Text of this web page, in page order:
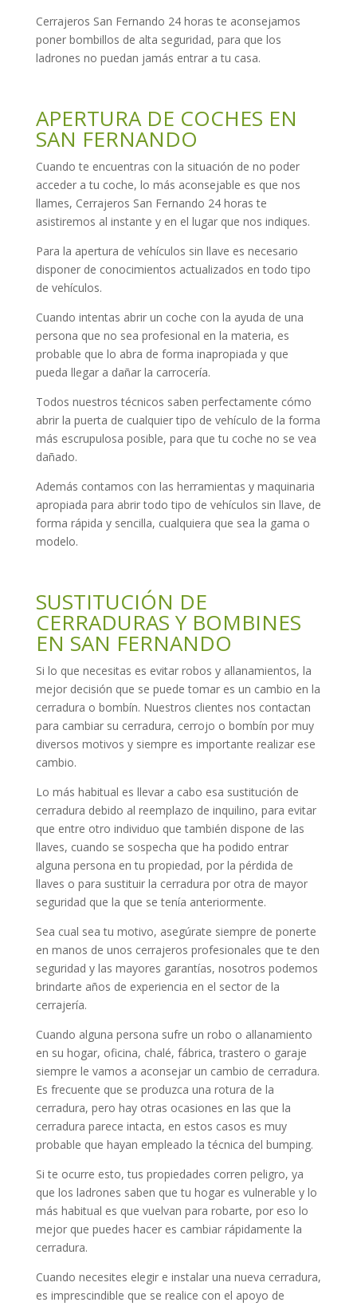
Cerrajeros San Fernando 24 horas te aconsejamos
poner bombillos de alta seguridad, para que los
ladrones no puedan jamás entrar a tu casa.
APERTURA DE COCHES EN
SAN FERNANDO
Cuando te encuentras con la situación de no poder
acceder a tu coche, lo más aconsejable es que nos
llames, Cerrajeros San Fernando 24 horas te
asistiremos al instante y en el lugar que nos indiques.
Para la apertura de vehículos sin llave es necesario
disponer de conocimientos actualizados en todo tipo
de vehículos.
Cuando intentas abrir un coche con la ayuda de una
persona que no sea profesional en la materia, es
probable que lo abra de forma inapropiada y que
pueda llegar a dañar la carrocería.
Todos nuestros técnicos saben perfectamente cómo
abrir la puerta de cualquier tipo de vehículo de la forma
más escrupulosa posible, para que tu coche no se vea
dañado.
Además contamos con las herramientas y maquinaria
apropiada para abrir todo tipo de vehículos sin llave, de
forma rápida y sencilla, cualquiera que sea la gama o
modelo.
SUSTITUCIÓN DE
CERRADURAS Y BOMBINES
EN SAN FERNANDO
Si lo que necesitas es evitar robos y allanamientos, la
mejor decisión que se puede tomar es un cambio en la
cerradura o bombín. Nuestros clientes nos contactan
para cambiar su cerradura, cerrojo o bombín por muy
diversos motivos y siempre es importante realizar ese
cambio.
Lo más habitual es llevar a cabo esa sustitución de
cerradura debido al reemplazo de inquilino, para evitar
que entre otro individuo que también dispone de las
llaves, cuando se sospecha que ha podido entrar
alguna persona en tu propiedad, por la pérdida de
llaves o para sustituir la cerradura por otra de mayor
seguridad que la que se tenía anteriormente.
Sea cual sea tu motivo, asegúrate siempre de ponerte
en manos de unos cerrajeros profesionales que te den
seguridad y las mayores garantías, nosotros podemos
brindarte años de experiencia en el sector de la
cerrajería.
Cuando alguna persona sufre un robo o allanamiento
en su hogar, oficina, chalé, fábrica, trastero o garaje
siempre le vamos a aconsejar un cambio de cerradura.
Es frecuente que se produzca una rotura de la
cerradura, pero hay otras ocasiones en las que la
cerradura parece intacta, en estos casos es muy
probable que hayan empleado la técnica del bumping.
Si te ocurre esto, tus propiedades corren peligro, ya
que los ladrones saben que tu hogar es vulnerable y lo
más habitual es que vuelvan para robarte, por eso lo
mejor que puedes hacer es cambiar rápidamente la
cerradura.
Cuando necesites elegir e instalar una nueva cerradura,
es imprescindible que se realice con el apoyo de